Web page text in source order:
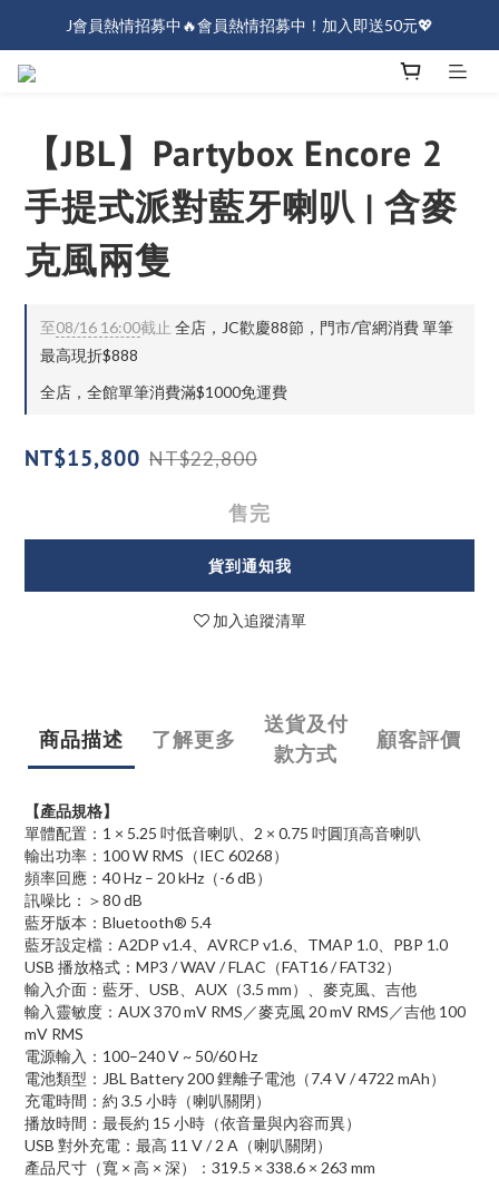
J會員熱情招募中🔥會員熱情招募中！加入即送50元💖
J會員熱情招募中🔥會員熱情招募中！加入即送50元💖
【JBL】Partybox Encore 2
手提式派對藍牙喇叭 | 含麥
克風兩隻
至08/16 16:00截止 全店，JC歡慶88節，門市/官網消費 單筆
最高現折$888
全店，全館單筆消費滿$1000免運費
NT$15,800 NT$22,800
售完
貨到通知我
加入追蹤清單
商品描述 了解更多
送貨及付
款方式
顧客評價
【產品規格】
單體配置：1 × 5.25 吋低音喇叭、2 × 0.75 吋圓頂高音喇叭
輸出功率：100 W RMS（IEC 60268）
頻率回應：40 Hz – 20 kHz（-6 dB）
訊噪比：＞80 dB
藍牙版本：Bluetooth® 5.4
藍牙設定檔：A2DP v1.4、AVRCP v1.6、TMAP 1.0、PBP 1.0
USB 播放格式：MP3 / WAV / FLAC（FAT16 / FAT32）
輸入介面：藍牙、USB、AUX（3.5 mm）、麥克風、吉他
輸入靈敏度：AUX 370 mV RMS／麥克風 20 mV RMS／吉他 100
mV RMS
電源輸入：100–240 V ~ 50/60 Hz
電池類型：JBL Battery 200 鋰離子電池（7.4 V / 4722 mAh）
充電時間：約 3.5 小時（喇叭關閉）
播放時間：最長約 15 小時（依音量與內容而異）
USB 對外充電：最高 11 V / 2 A（喇叭關閉）
產品尺寸（寬 × 高 × 深）：319.5 × 338.6 × 263 mm